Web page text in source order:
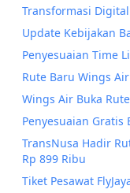
Transformasi
Update Kebijakan
Penyesuaian Time
Rute Baru Wings
Wings Air Buka
Penyesuaian Gratis
TransNusa Hadir
Rp 899 Ribu
Tiket Pesawat